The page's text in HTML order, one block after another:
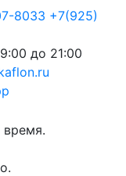
8033 +7(925)
до 21:00